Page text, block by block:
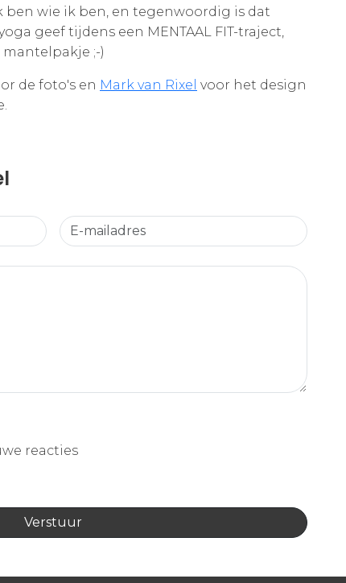
ben wie ik ben, en tegenwoordig is dat
geef tijdens een MENTAAL FIT-traject,
;-)
de foto's en Mark van Rixel voor het design
reacties